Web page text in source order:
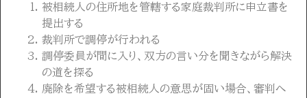
被相続人の住所地を管轄する家庭裁判所に申立書を
提出する
裁判所で調停が行われる
調停委員が間に入り、双方の言い分を聞きながら解決
の道を探る
廃除を希望する被相続人の意思が固い場合、審判へ